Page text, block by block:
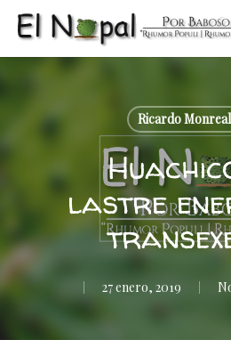
Skip
main
content
Ricardo
lastre
27 enero, 2019